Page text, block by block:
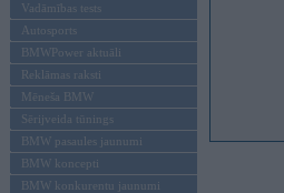
Vadāmības tests
Autosports
BMWPower aktuāli
Reklāmas raksti
Mēneša BMW
Sērijveida tūnings
BMW pasaules jaunumi
BMW koncepti
BMW konkurentu jaunumi